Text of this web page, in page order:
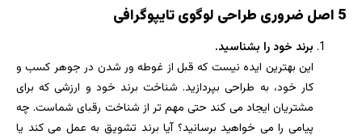
5 اصل ضروری طراحی لوگوی تایپوگرافی
برند خود را بشناسید.
این بهترین ایده نیست که قبل از غوطه ور شدن در جوهر کسب و
کار خود، به طراحی بپردازید. شناخت برند خود و ارزشی که برای
مشتریان ایجاد می کند حتی مهم تر از شناخت رقبای شماست. چه
پیامی را می خواهید برسانید؟ آیا برند تشویق به عمل می کند یا